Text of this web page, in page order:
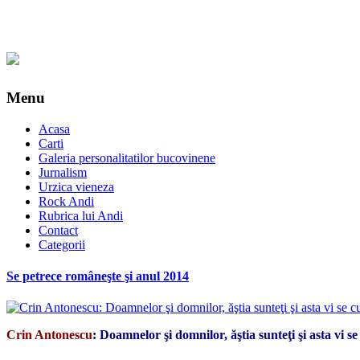
Menu
Acasa
Carti
Galeria personalitatilor bucovinene
Jurnalism
Urzica vieneza
Rock Andi
Rubrica lui Andi
Contact
Categorii
Se petrece româneşte şi anul 2014
Crin Antonescu: Doamnelor şi domnilor, ăştia sunteţi şi asta vi